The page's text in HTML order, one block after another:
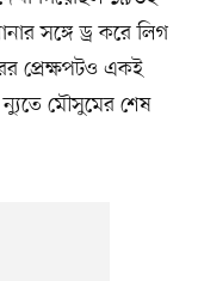
সঙ্গে ড্র করে লিগ
প্রেক্ষপটও একই
ন্যুতে মৌসুমের শেষ